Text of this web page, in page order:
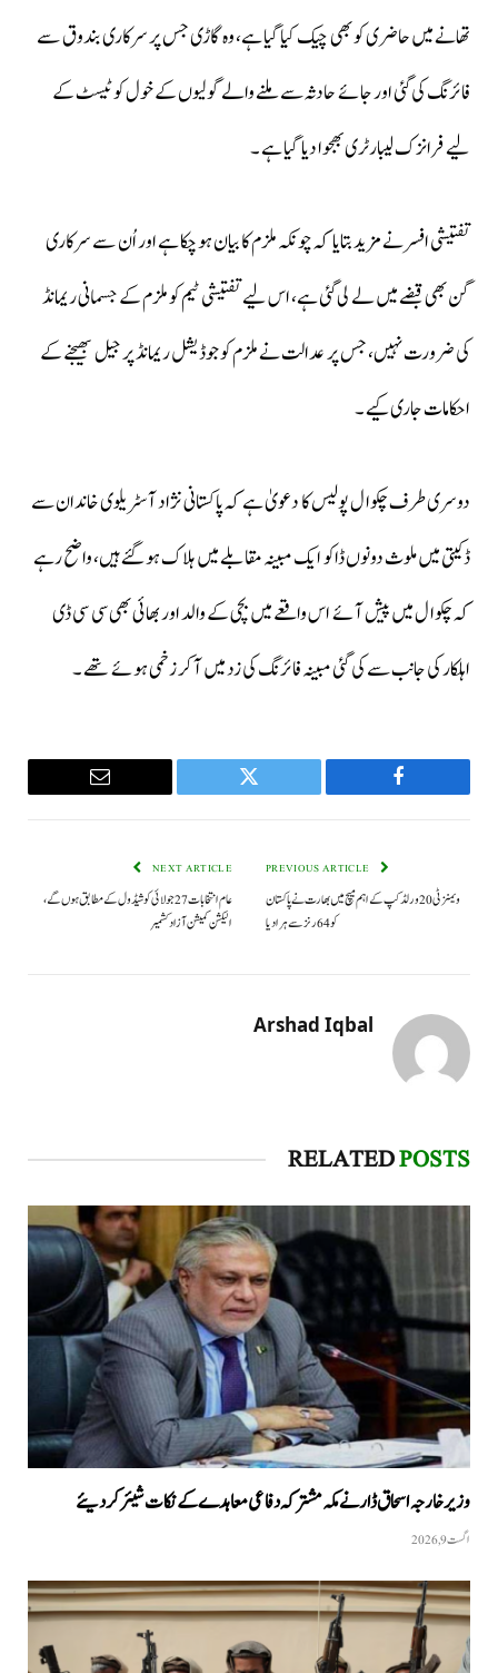
تھانے میں حاضری کو بھی چیک کیا گیا ہے، وہ گاڑی جس پر سرکاری بندوق سے
فائرنگ کی گئی اور جائے حادثہ سے ملنے والے گولیوں کے خول کو ٹیسٹ کے
لیے فرانزک لیبارٹری بھجوا دیا گیا ہے ۔
تفتیشی افسر نے مزید بتایا کہ چونکہ ملزم کا بیان ہو چکا ہے اور اُن سے سرکاری
گن بھی قبضے میں لے لی گئی ہے، اس لیے تفتیشی ٹیم کو ملزم کے جسمانی ریمانڈ
کی ضرورت نہیں، جس پر عدالت نے ملزم کو جوڈیشل ریمانڈ پر جیل بھیجنے کے
احکامات جاری کیے ۔
دوسری طرف چکوال پولیس کا دعویٰ ہے کہ پاکستانی نژاد آسٹریلوی خاندان سے
ڈکیتی میں ملوث دونوں ڈاکو ایک مبینہ مقابلے میں ہلاک ہو گئے ہیں، واضح رہے
کہ چکوال میں پیش آئے اس واقعے میں بچی کے والد اور بھائی بھی سی سی ڈی
اہلکار کی جانب سے کی گئی مبینہ فائرنگ کی زد میں آ کر زخمی ہوئے تھے ۔
Facebook
Twitter
Email
ویمنز ٹی 20 ورلڈ کپ کے اہم میچ میں بھارت نے پاکستان
کو 64 رنز سے ہرادیا
NEXT ARTICLE
عام انتخابات27 جولائی کو شیڈول کے مطابق ہوں گے،
الیکشن کمیشن آزاد کشمیر
Arshad Iqbal
RELATEDPOSTS
وزیر خارجہ اسحاق ڈار نے مکہ مشترکہ دفاعی معاہدے کے نکات شیئر کردیئے
اگست 9, 2026